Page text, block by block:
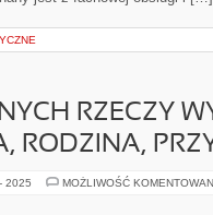
RZECZY
RODZINA,
2025 MOŻLIWOŚĆ